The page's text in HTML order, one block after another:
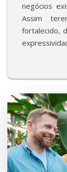
negócios
Assim
fortalecido,